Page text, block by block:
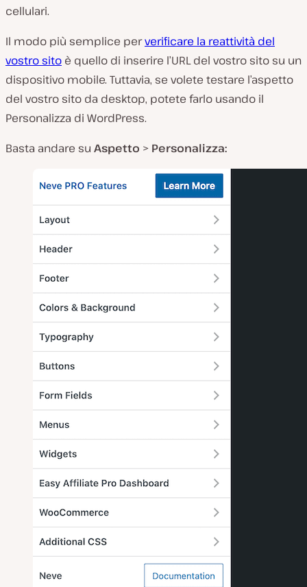
cellulari.
Il modo più semplice perverificare la reattività del
vostro sito è quello di inserire l’URL del vostro sito su un
dispositivo mobile. Tuttavia, se volete testare l’aspetto
del vostro sito da desktop, potete farlo usando il
Personalizza di WordPress.
Basta andare su Aspetto > Personalizza: